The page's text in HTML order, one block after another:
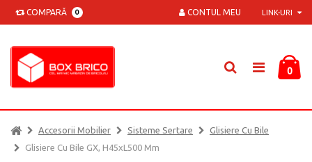
COMPARĂ 0 LINK-URI
CONTUL MEU
0
Accesorii Mobilier Sisteme Sertare
Glisiere Cu Bile
Glisiere Cu Bile GX, H45xL500 Mm